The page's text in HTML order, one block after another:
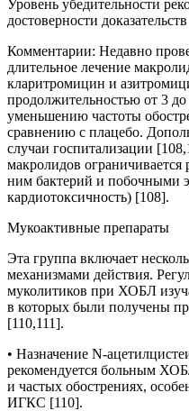
Уровень убедительности
достоверности
Комментарии: Недавно
длительное лечение
кларитромицин и
продолжительностью от 3
уменьшению частоты
сравнению с плацебо.
случаи госпитализации
макролидов ограничивается
ним бактерий и побочными
кардиотоксичность) [108].
Мукоактивные препараты
Эта группа включает
механизмами действия.
муколитиков при ХОБЛ
в которых были получены
[110,111].
• Назначение N-
рекомендуется больным
и частых обострениях,
ИГКС [110].